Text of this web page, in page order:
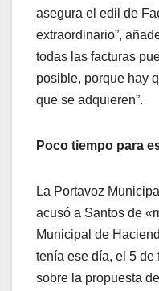
asegura el edil de
extraordinario”,
todas las facturas
posible, porque hay
que se adquieren”.
Poco tiempo para
La Portavoz
acusó a Santos de
Municipal de
tenía ese día, el 5 de
sobre la propuesta